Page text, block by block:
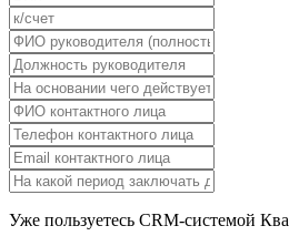
Уже пользуетесь CRM-системой